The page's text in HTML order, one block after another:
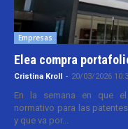
Empresas
Elea compra
Cristina Kroll - 20/03/2026
En la semana en que
normativo para las
y que va por...